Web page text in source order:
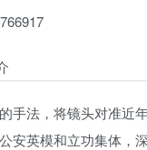
手法，将镜头对准近
安英模和立功集体，